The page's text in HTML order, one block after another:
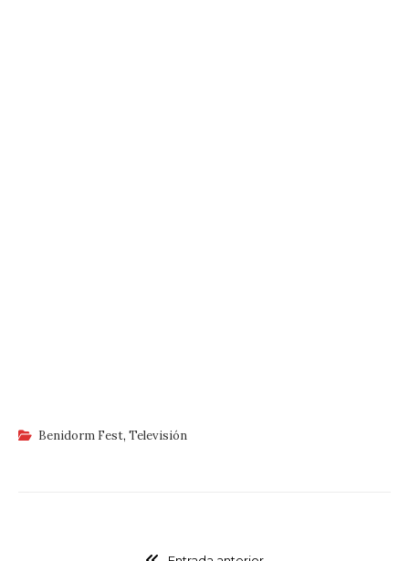
Benidorm Fest, Televisión